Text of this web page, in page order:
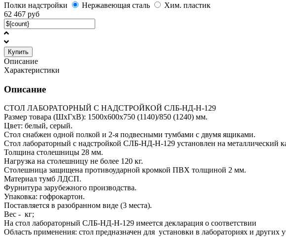
Полки надстройки
Нержавеющая сталь
Хим. пластик
62 467 руб
Купить
Описание
Характеристики
Описание
СТОЛ ЛАБОРАТОРНЫЙ С НАДСТРОЙКОЙ СЛБ-НД-Н-129
Размер товара (ШхГхВ): 1500х600х750 (1140)/850 (1240) мм.
Цвет: белый, серый.
Стол снабжен одной полкой и 2-я подвесными тумбами с двумя ящиками.
Стол лабораторный с надстройкой CЛБ-НД-Н-129 установлен на
Толщина столешницы 28 мм.
Нагрузка на столешницу не более 120 кг.
Столешница защищена противоударной кромкой ПВХ толщиной 2 мм.
Материал тумб ЛДСП.
Фурнитура зарубежного производства.
Упаковка: гофрокартон.
Поставляется в разобранном виде (3 места).
Вес - кг;
На стол лабораторный CЛБ-НД-Н-129 имеется декларация о соответствии
Область применения: стол предназначен для установки в лабораториях и других